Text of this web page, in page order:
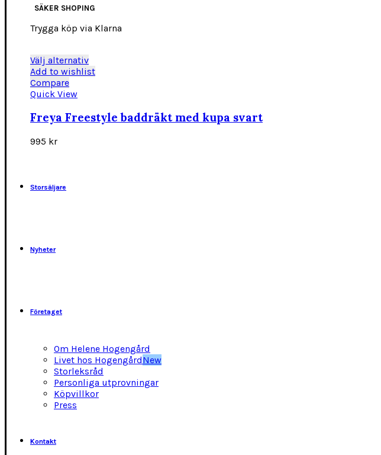
SÄKER SHOPING
Trygga köp via Klarna
Välj alternativDen
här
varianter.
Add to wishlist
Compare
Quick View
Freya Freestyle baddräkt med kupa svart
995 kr
Storsäljare
Nyheter
Företaget
Om Helene Hogengård
Livet hos HogengårdNew
Storleksråd
Personliga utprovningar
Köpvillkor
Press
Kontakt